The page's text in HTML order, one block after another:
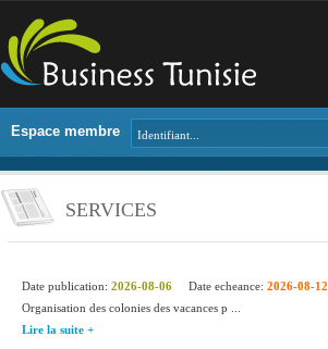
Espace membre
SERVICES
Date publication: 2026-08-06 Date echeance: 2026-08-12
Organisation des colonies des vacances p ...
Lire la suite +